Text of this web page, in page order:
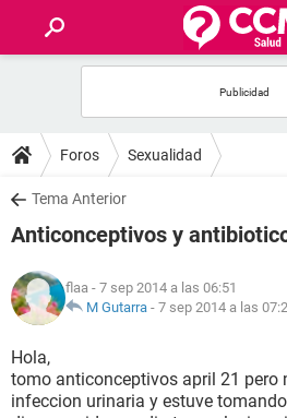
FOROS
SALUD
NUTRICIÓN
BIENESTAR
Foros Sexualidad
Tema Anterior
Anticonceptivos y
flaa - 7 sep 2014 a las 06:51
M Gutarra - 7 sep 2014 a las
Hola,
tomo anticonceptivos april 21 pero
infeccion urinaria y estuve